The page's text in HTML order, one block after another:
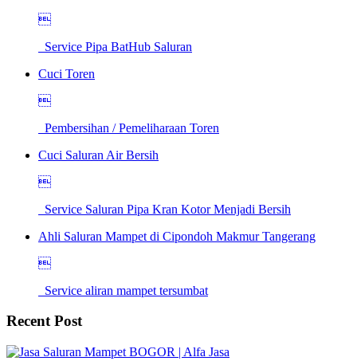

Service Pipa BatHub Saluran
Cuci Toren

Pembersihan / Pemeliharaan Toren
Cuci Saluran Air Bersih

Service Saluran Pipa Kran Kotor Menjadi Bersih
Ahli Saluran Mampet di Cipondoh Makmur Tangerang

Service aliran mampet tersumbat
Recent Post